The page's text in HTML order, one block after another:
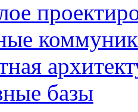
базы